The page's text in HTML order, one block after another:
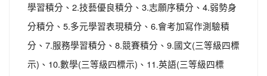
學習積分、2.技藝優良積分、3.志願序積分、4.弱勢身
分積分、5.多元學習表現積分、6.會考加寫作測驗積
分、7.服務學習積分、8.競賽積分、9.國文(三等級四標
示)、10.數學(三等級四標示)、11.英語(三等級四標